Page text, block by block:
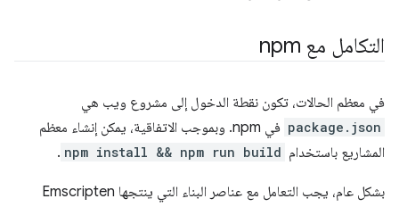
التكامل مع npm
في معظم الحالات، تكون نقطة الدخول إلى مشروع ويب هي
package.json
في npm. وبموجب الاتفاقية، يمكن إنشاء معظم
المشاريع باستخدام npm install && npm run build
.
بشكل عام، يجب التعامل مع عناصر البناء التي ينتجها Emscripten